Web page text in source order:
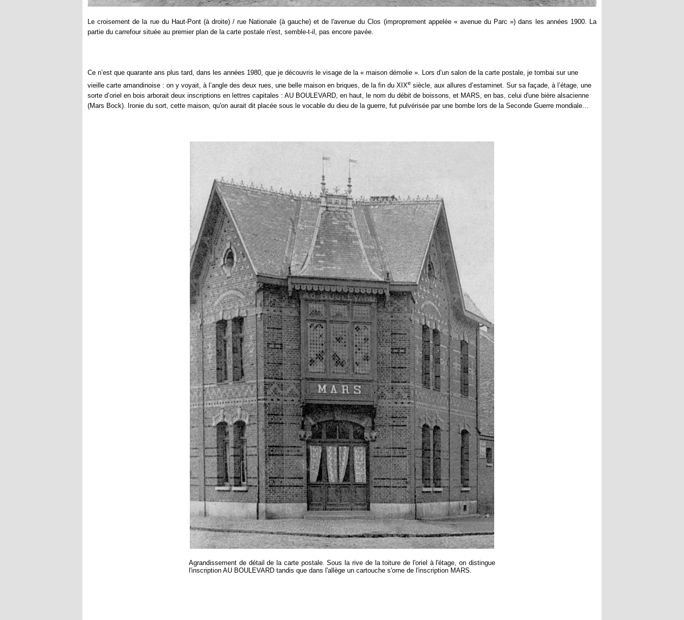
Le croisement de la rue du Haut-Pont (à droite) / rue Nationale (à gauche) et de l'avenue du Clos (improprement appelée « avenue du Parc ») dans les années 1900. La
partie du carrefour située au premier plan de la carte postale n'est, semble-t-il, pas encore pavée.
Ce n’est que quarante ans plus tard, dans les années 1980, que je découvris le visage de la « maison démolie ». Lors d’un salon de la carte postale, je tombai sur une
vieille carte amandinoise : on y voyait, à l’angle des deux rues, une belle maison en briques, de la fin du XIXe siècle, aux allures d’estaminet. Sur sa façade, à l’étage, une
sorte d’oriel en bois arborait deux inscriptions en lettres capitales : AU BOULEVARD, en haut, le nom du débit de boissons, et MARS, en bas, celui d'une bière alsacienne
(Mars Bock). Ironie du sort, cette maison, qu'on aurait dit placée sous le vocable du dieu de la guerre, fut pulvérisée par une bombe lors de la Seconde Guerre mondiale…
Agrandissement de détail de la carte postale. Sous la rive de la toiture de l'oriel à l'étage, on distingue
l'inscription AU BOULEVARD tandis que dans l'allège un cartouche s'orne de l'inscription MARS.